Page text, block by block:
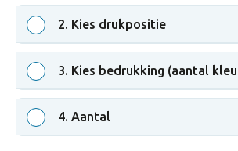
2. Kies drukpositie
3. Kies bedrukking (aantal
4. Aantal